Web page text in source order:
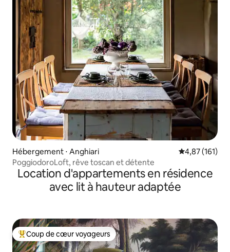
Hébergement ⋅ Anghiari Évaluation
4,87 (161)
PoggiodoroLoft, rêve toscan et détente
Location d'appartements en résidence
avec lit à hauteur adaptée
Coups de cœur voyageurs les plus appréciés
Coup de cœur voyageurs